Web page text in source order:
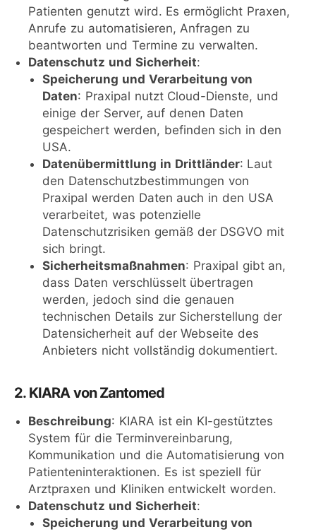
Patienten genutzt wird. Es ermöglicht Praxen,
Anrufe zu automatisieren, Anfragen zu
beantworten und Termine zu verwalten.
Datenschutz und Sicherheit:
Speicherung und Verarbeitung von
Daten: Praxipal nutzt Cloud-Dienste, und
einige der Server, auf denen Daten
gespeichert werden, befinden sich in den
USA.
Datenübermittlung in Drittländer: Laut
den Datenschutzbestimmungen von
Praxipal werden Daten auch in den USA
verarbeitet, was potenzielle
Datenschutzrisiken gemäß der DSGVO mit
sich bringt.
Sicherheitsmaßnahmen: Praxipal gibt an,
dass Daten verschlüsselt übertragen
werden, jedoch sind die genauen
technischen Details zur Sicherstellung der
Datensicherheit auf der Webseite des
Anbieters nicht vollständig dokumentiert.
2. KIARA von Zantomed
Beschreibung: KIARA ist ein KI-gestütztes
System für die Terminvereinbarung,
Kommunikation und die Automatisierung von
Patienteninteraktionen. Es ist speziell für
Arztpraxen und Kliniken entwickelt worden.
Datenschutz und Sicherheit:
Speicherung und Verarbeitung von